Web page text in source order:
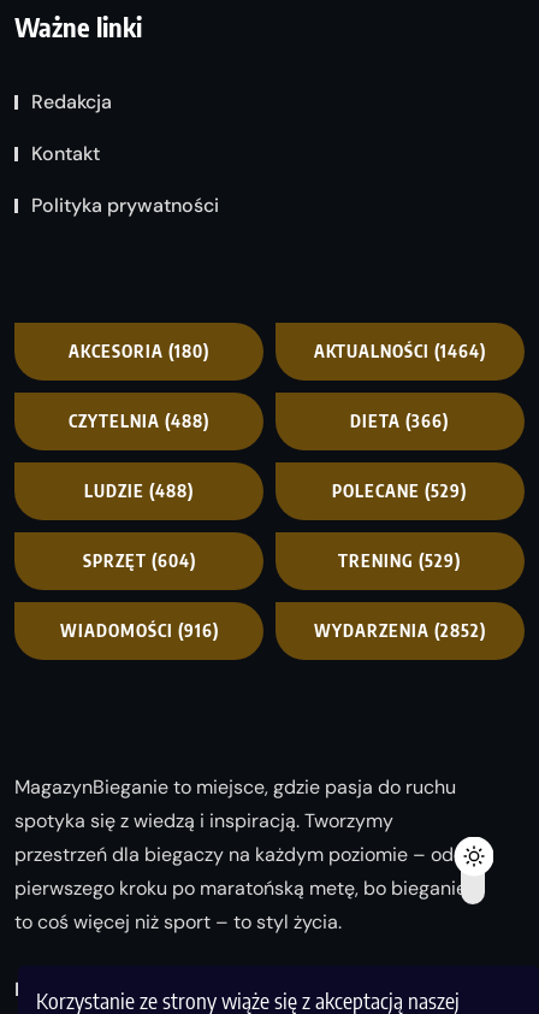
Korzystanie ze strony wiąże się z akceptacją naszej
Ważne linki
Redakcja
Kontakt
Polityka prywatności
AKCESORIA (180) AKTUALNOŚCI (1464)
CZYTELNIA (488) DIETA (366)
LUDZIE (488) POLECANE (529)
SPRZĘT (604) TRENING (529)
WIADOMOŚCI (916) WYDARZENIA (2852)
MagazynBieganie to miejsce, gdzie pasja do ruchu
spotyka się z wiedzą i inspiracją. Tworzymy
przestrzeń dla biegaczy na każdym poziomie – od
pierwszego kroku po maratońską metę, bo bieganie
to coś więcej niż sport – to styl życia.
Biegaj z nami i odkrywaj swoją najlepszą wersję!